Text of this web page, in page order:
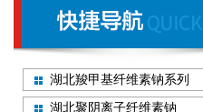
湖北羧甲基纤维素钠系列
湖北聚阴离子纤维素钠